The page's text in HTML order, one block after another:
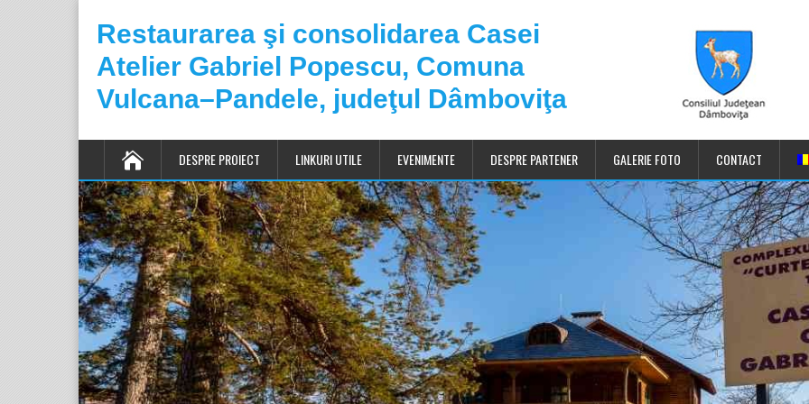
Restaurarea şi consolidarea Casei
Atelier Gabriel Popescu, Comuna
Vulcana–Pandele, judeţul Dâmboviţa
DESPRE PROIECT LINKURI UTILE EVENIMENTE DESPRE PARTENER GALERIE FOTO CONTACT